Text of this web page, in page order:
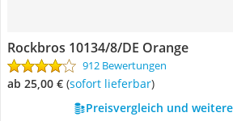
Rockbros 10134/8/DE Orange
912 Bewertungen
ab 25,00 € ( Sofort lieferbar)
Preisvergleich und